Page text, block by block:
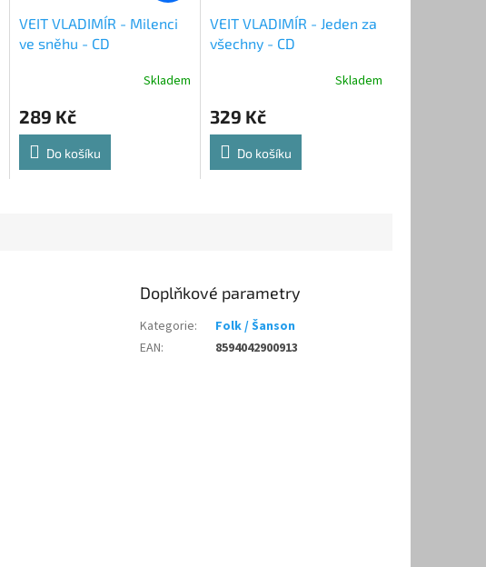
VEIT VLADIMÍR - Milenci
ve sněhu - CD
Skladem
289 Kč
Do košíku
VEIT VLADIMÍR - Jeden za
všechny - CD
Skladem
329 Kč
Do košíku
Doplňkové parametry
Kategorie:
Folk / Šanson
EAN: 8594042900913